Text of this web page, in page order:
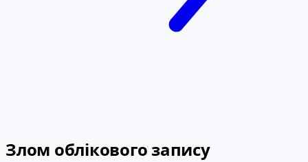
Злом облікового запису